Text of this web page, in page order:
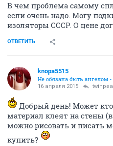
В чем проблема самому
если очень надо. Могу
изоляторы СССР. О цене
ОТВЕТИТЬ
knopa5515
Не обязана быть ангелом
16 апреля 2015
Добрый день! Может
материал клеят на стены
можно рисовать и писать
купить?